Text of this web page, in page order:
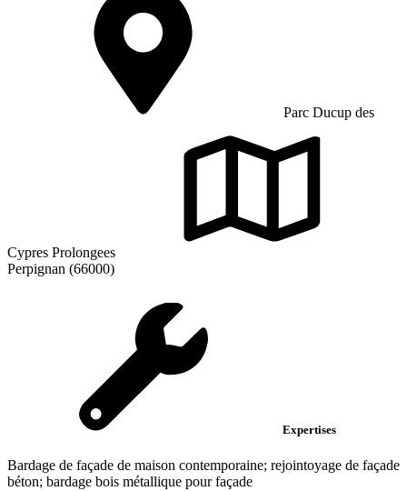
Parc Ducup des
Cypres Prolongees
Perpignan (66000)
Expertises
Bardage de façade de maison contemporaine; rejointoyage de façade
béton; bardage bois métallique pour façade